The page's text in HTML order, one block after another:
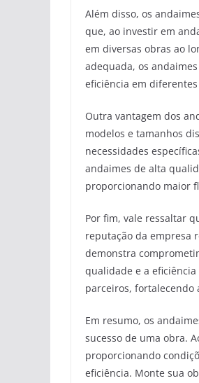
Além disso, os
que, ao investir em
em diversas obras ao
adequada, os
eficiência em
Outra vantagem dos
modelos e tamanhos
necessidades
andaimes de alta
proporcionando maior
Por fim, vale ressaltar
reputação da empresa
demonstra
qualidade e a
parceiros, fortalecendo
Em resumo, os
sucesso de uma obra.
proporcionando
eficiência. Monte sua